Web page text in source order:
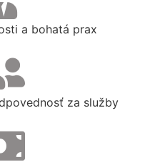
a bohatá prax
za služby